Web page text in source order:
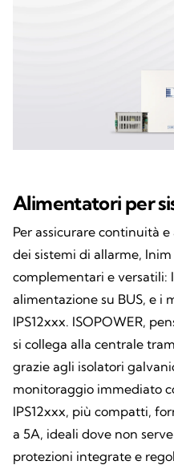
Alimentatori per
Per assicurare continuità
dei sistemi di allarme,
complementari e versatili:
alimentazione su BUS, e i
IPS12xxx. ISOPOWER,
si collega alla centrale
grazie agli isolatori
monitoraggio immediato
IPS12xxx, più compatti,
a 5A, ideali dove non
protezioni integrate e